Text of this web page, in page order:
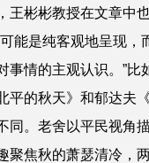
王彬彬教授在文章中
能是纯客观地呈现，
事情的主观认识。”比
平的秋天》和郁达夫
同。老舍以平民视角
聚焦秋的萧瑟清冷，